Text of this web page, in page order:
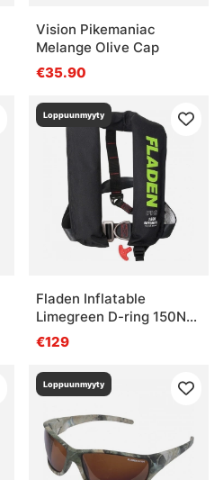
Vision Pikemaniac
Melange Olive Cap
€35.90
Loppuunmyyty
Fladen Inflatable
Limegreen D-ring 150N
Automat
€129
Loppuunmyyty